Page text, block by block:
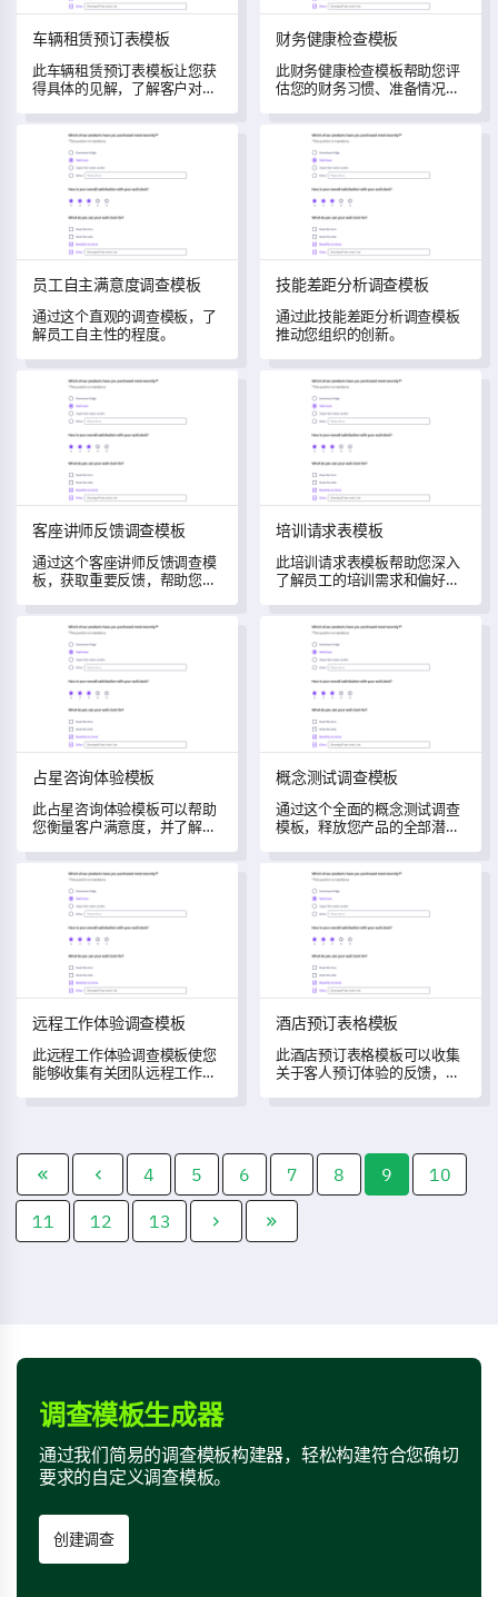
车辆租赁预订表模板
此车辆租赁预订表模板让您获
得具体的见解，了解客户对您
财务健康检查模板
此财务健康检查模板帮助您评
估您的财务习惯、准备情况和
员工自主满意度调查模板
员工自主满意度调查模板
通过这个直观的调查模板，了
解员工自主性的程度。
技能差距分析调查模板
技能差距分析调查模板
通过此技能差距分析调查模板
推动您组织的创新。
客座讲师反馈调查模板
客座讲师反馈调查模板
通过这个客座讲师反馈调查模
板，获取重要反馈，帮助您了
培训请求表模板
培训请求表模板
此培训请求表模板帮助您深入
了解员工的培训需求和偏好，
的未来培训课程。
占星咨询体验模板
占星咨询体验模板
此占星咨询体验模板可以帮助
您衡量客户满意度，并了解您
的。
概念测试调查模板
概念测试调查模板
通过这个全面的概念测试调查
模板，释放您产品的全部潜
远程工作体验调查模板
远程工作体验调查模板
此远程工作体验调查模板使您
能够收集有关团队远程工作体
酒店预订表格模板
酒店预订表格模板
此酒店预订表格模板可以收集
关于客人预订体验的反馈，以
4 5 6 7 8 9 10
11 12 13
调查模板生成器
通过我们简易的调查模板构建器，轻松构建符合您确切
要求的自定义调查模板。
创建调查